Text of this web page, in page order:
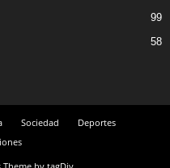
99
58
Sociedad
Deportes